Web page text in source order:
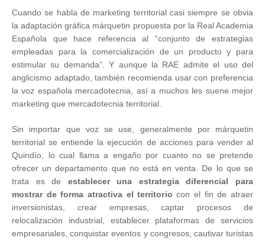
Cuando se habla de marketing territorial casi siempre se obvia
la adaptación gráfica márquetin propuesta por la Real Academia
Española que hace referencia al “conjunto de estrategias
empleadas para la comercialización de un producto y para
estimular su demanda”. Y aunque la RAE admite el uso del
anglicismo adaptado, también recomienda usar con preferencia
la voz española mercadotecnia, así a muchos les suene mejor
marketing que mercadotecnia territorial.
Sin importar que voz se use, generalmente por márquetin
territorial se entiende la ejecución de acciones para vender al
Quindío, lo cual llama a engaño por cuanto no se pretende
ofrecer un departamento que no está en venta. De lo que se
trata es de establecer una estrategiadiferencial para
mostrar de forma atractiva el territorio con el fin de atraer
inversionistas, crear empresas, captar procesos de
relocalización industrial, establecer plataformas de servicios
empresariales, conquistar eventos y congresos, cautivar turistas